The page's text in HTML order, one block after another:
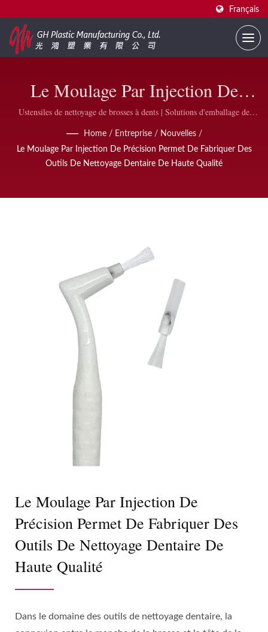
Français
Le Moulage Par Injection De
Précision Permet De Fabriquer
Des Outils De Nettoyage Dentaire
De Haute Qualité | Emballage De
Ustensiles de nettoyage de brosses à dents | Solutions d'emballage de
Home / Entreprise / Nouvelles /
Le Moulage Par Injection De Précision Permet De Fabriquer Des
Outils De Nettoyage Dentaire De Haute Qualité
Le Moulage Par Injection De
Précision Permet De Fabriquer Des
Outils De Nettoyage Dentaire De
Haute Qualité
Dans le domaine des outils de nettoyage dentaire, la